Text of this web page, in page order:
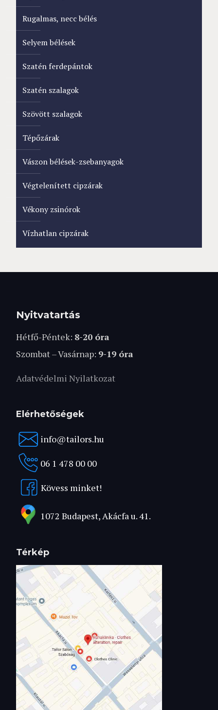
Rugalmas, necc bélés
Selyem bélések
Szatén ferdepántok
Szatén szalagok
Szövött szalagok
Tépőzárak
Vászon bélések-zsebanyagok
Végtelenített cipzárak
Vékony zsinórok
Vízhatlan cipzárak
Nyitvatartás
Hétfő-Péntek: 8-20 óra
Szombat – Vasárnap: 9-19 óra
Adatvédelmi Nyilatkozat
Elérhetőségek
info@tailors.hu
06 1 478 00 00
Kövess minket!
1072 Budapest, Akácfa u. 41.
Térkép